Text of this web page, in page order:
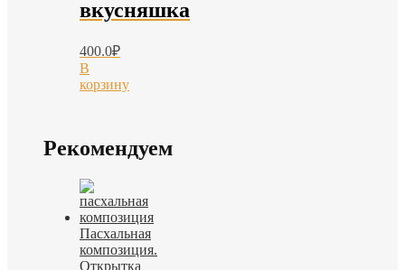
вкусняшка
400.0₽
В
корзину
Рекомендуем
Пасхальная
композиция.
Открытка